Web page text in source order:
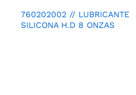
760202002 // LUBRICANTE
SILICONA H.D 8 ONZAS